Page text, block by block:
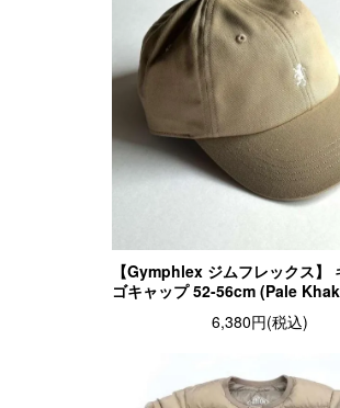
【Gymphlex ジムフレックス】
ゴキャップ 52-56cm (Pale
6,380円(税込)